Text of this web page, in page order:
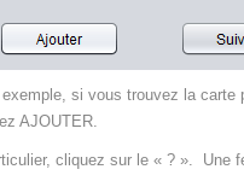
si vous trouvez la
AJOUTER.
cliquez sur le « ? ». Une